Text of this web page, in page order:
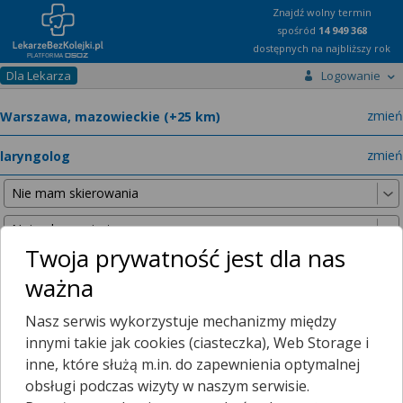
Znajdź wolny termin
spośród 14 949 368
dostępnych na najbliższy rok
Dla Lekarza Logowanie
zmień
zmień
Poniższe wyniki znaleźliśmy, szukając w promieniu 25 km
od wybranej lokalizacji.
Mamy dla Ciebie porady zdalne!
Twoja prywatność jest dla nas
ważna
Nasz serwis wykorzystuje mechanizmy między
innymi takie jak cookies (ciasteczka), Web Storage i
inne, które służą m.in. do zapewnienia optymalnej
obsługi podczas wizyty w naszym serwisie.